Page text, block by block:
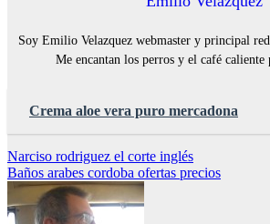
Soy Emilio Velazquez webmaster y principal
Me encantan los perros y el café caliente
Crema aloe vera puro mercadona
Navegación
de
entradas
Narciso rodriguez el corte inglés
Baños arabes cordoba ofertas precios